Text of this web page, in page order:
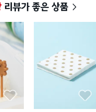
리뷰가 좋은 상품